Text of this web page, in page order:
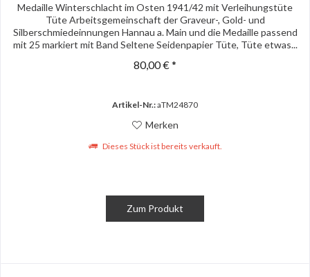
Medaille Winterschlacht im Osten 1941/42 mit Verleihungstüte
Tüte Arbeitsgemeinschaft der Graveur-, Gold- und
Silberschmiedeinnungen Hannau a. Main und die Medaille passend
mit 25 markiert mit Band Seltene Seidenpapier Tüte, Tüte etwas...
80,00 € *
Artikel-Nr.:aTM24870
Merken
Dieses Stück ist bereits verkauft.
Zum Produkt